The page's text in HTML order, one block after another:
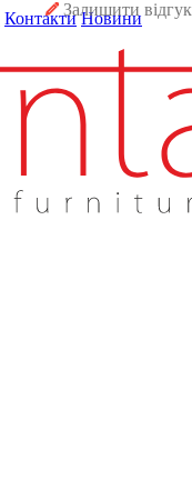
Контакти Новини
Залишити відгук